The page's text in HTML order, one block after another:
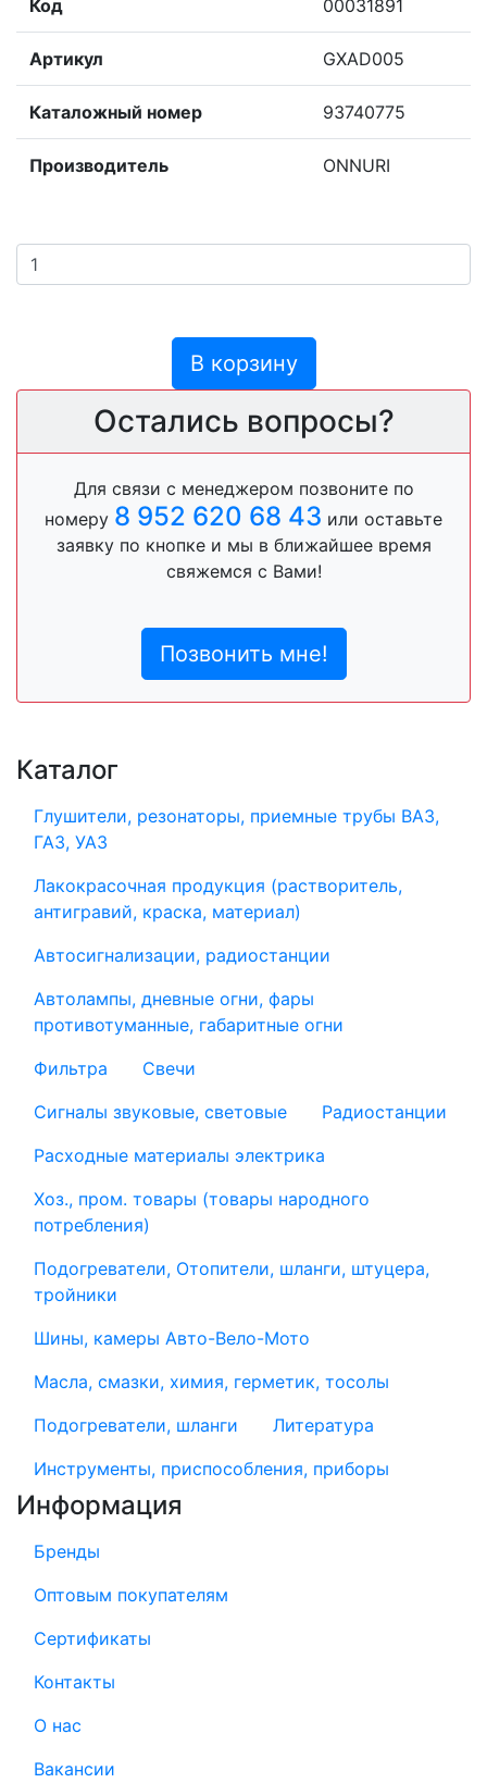
Код 00031891
Артикул GXAD005
Каталожный номер 93740775
Производитель ONNURI
В корзину
Остались вопросы?
Для связи с менеджером позвоните по
номеру 8 952 620 68 43 или оставьте
заявку по кнопке и мы в ближайшее время
свяжемся с Вами!
Позвонить мне!
Каталог
Глушители, резонаторы, приемные трубы ВАЗ,
ГАЗ, УАЗ
Лакокрасочная продукция (растворитель,
антигравий, краска, материал)
Автосигнализации, радиостанции
Автолампы, дневные огни, фары
противотуманные, габаритные огни
Фильтра
Свечи
Сигналы звуковые, световые
Радиостанции
Расходные материалы электрика
Хоз., пром. товары (товары народного
потребления)
Подогреватели, Отопители, шланги, штуцера,
тройники
Шины, камеры Авто-Вело-Мото
Масла, смазки, химия, герметик, тосолы
Подогреватели, шланги
Литература
Инструменты, приспособления, приборы
Информация
Бренды
Оптовым покупателям
Сертификаты
Контакты
О нас
Вакансии